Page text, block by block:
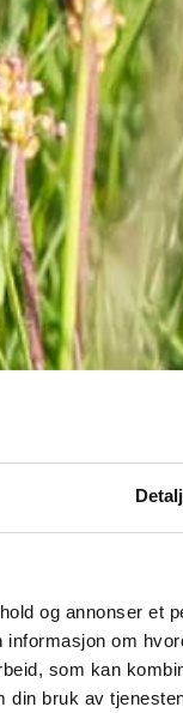
og annonser et
om
som kan
din bruk av